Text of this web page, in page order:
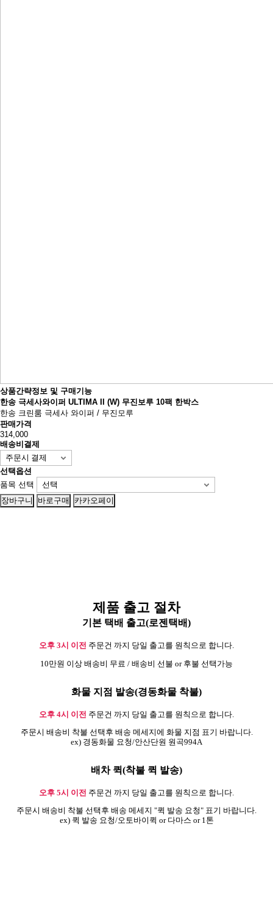
상품간략정보 및 구매기능
한송 극세사와이퍼 ULTIMA II (W) 무진보루 10팩 한박스
한송 크린룸 극세사 와이퍼 / 무진모루
판매가격
314,000
배송비결제
선택옵션
품목 선택
장바구니
바로구매 카카오페이
제품 출고 절차
기본 택배 출고(로젠택배)
오후 3시 이전 주문건 까지 당일 출고를 원칙으로 합니다.
10만원 이상 배송비 무료 / 배송비 선불 or 후불 선택가능
화물 지점 발송(경동화물 착불)
오후 4시 이전 주문건 까지 당일 출고를 원칙으로 합니다.
주문시 배송비 착불 선택후 배송 메세지에 화물 지점 표기 바랍니다.
ex) 경동화물 요청/안산단원 원곡994A
배차 퀵(착불 퀵 발송)
오후 5시 이전 주문건 까지 당일 출고를 원칙으로 합니다.
주문시 배송비 착불 선택후 배송 메세지 "퀵 발송 요청" 표기 바랍니다.
ex) 퀵 발송 요청/오토바이퀵 or 다마스 or 1톤